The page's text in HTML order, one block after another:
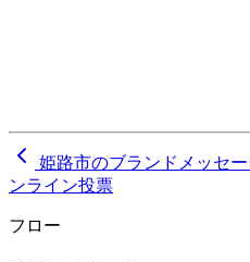
姫路市のブランドメッセ
ンライン投票
フロー